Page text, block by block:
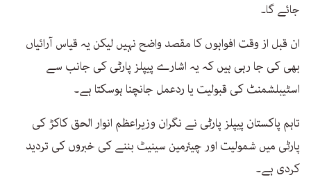
جائے گا۔
ان قبل از وقت افواہوں کا مقصد واضح نہیں لیکن یہ قیاس آرائیاں
بھی کی جا رہی ہیں کہ یہ اشارے پیپلز پارٹی کی جانب سے
اسٹیبلشمنٹ کی قبولیت یا ردعمل جانچنا ہوسکتا ہے۔
تاہم پاکستان پیپلز پارٹی نے نگران وزیراعظم انوار الحق کاکڑ کی
پارٹی میں شمولیت اور چیئرمین سینیٹ بننے کی خبروں کی تردید
کردی ہے۔